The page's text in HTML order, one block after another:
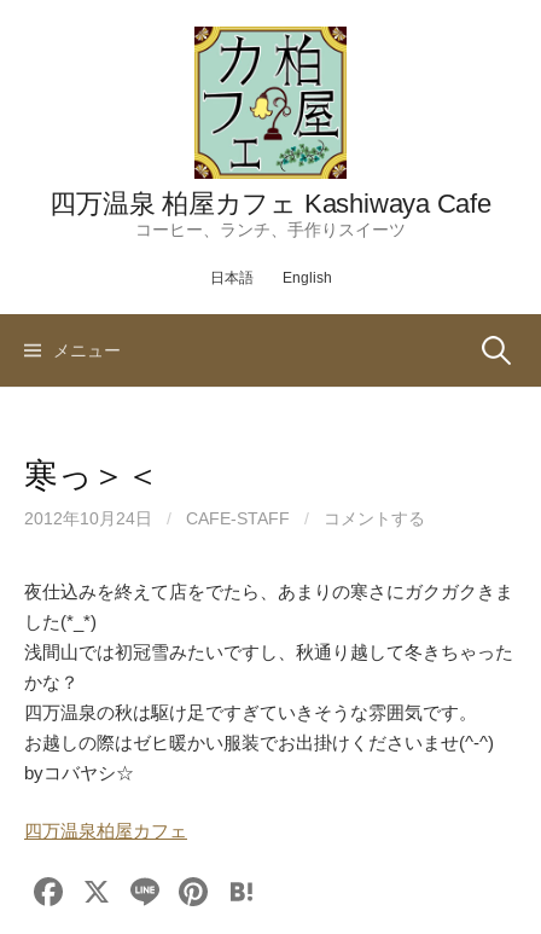
四万温泉 柏屋カフェ Kashiwaya Cafe
コーヒー、ランチ、手作りスイーツ
日本語 English
メニュー 検
寒っ＞＜
2012年10月24日 / CAFE-STAFF / コメントする
夜仕込みを終えて店をでたら、あまりの寒さにガクガクきま
した(*_*)
浅間山では初冠雪みたいですし、秋通り越して冬きちゃった
かな？
四万温泉の秋は駆け足ですぎていきそうな雰囲気です。
お越しの際はゼヒ暖かい服装でお出掛けくださいませ(^-^)
byコバヤシ☆
四万温泉柏屋カフェ
F
X
Li
Pi